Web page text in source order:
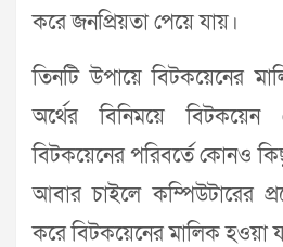
করে জনপ্রিয়তা পেয়ে যায়।
তিনটি উপায়ে বিটকয়েনের
অর্থের বিনিময়ে
বিটকয়েনের পরিবর্তে কোনও
আবার চাইলে কম্পিউটারের
করে বিটকয়েনের মালিক হওয়া